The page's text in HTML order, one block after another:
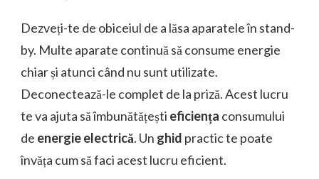
Dezveți-te de obiceiul de a lăsa aparatele în stand-
by. Multe aparate continuă să consume energie
chiar și atunci când nu sunt utilizate.
Deconectează-le complet de la priză. Acest lucru
te va ajuta să îmbunătățești eficiența consumului
de energie electrică. Un ghid practic te poate
învăța cum să faci acest lucru eficient.